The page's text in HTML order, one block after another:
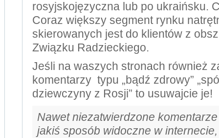
rosyjskojęzyczna lub po ukraińsku.
Coraz większy segment rynku
skierowanych jest do klientów z
Związku Radzieckiego.
Jeśli na waszych stronach również
komentarzy typu „bądź zdrowy”
dziewczyny z Rosji” to usuwajcie je!
Nawet niezatwierdzone
jakiś sposób widoczne w